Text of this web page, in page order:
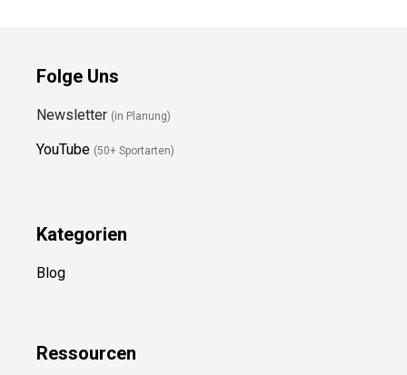
Folge Uns
Newsletter (in Planung)
YouTube (50+ Sportarten)
Kategorien
Blog
Ressourcen